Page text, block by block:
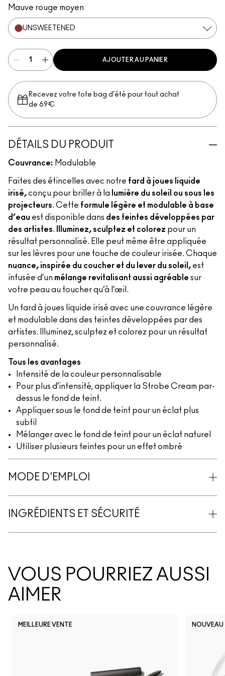
Mauve rouge moyen
UNSWEETENED
AJOUTER AU PANIER
Recevez votre tote bag d’été pour tout achat
de 69€
DÉTAILS DU PRODUIT
Couvrance: Modulable
Faites des étincelles avec notre fard à joues liquide
irisé,conçu pour briller à la lumière du soleil ou sous les
projecteurs. Cette formule légère et modulable à base
d’eau est disponible dans des teintes développées par
des artistes. Illuminez, sculptez et colorez pour un
résultat personnalisé. Elle peut même être appliquée
sur les lèvres pour une touche de couleur irisée. Chaque
nuance, inspirée du coucher et du lever du soleil, est
infusée d’un mélange revitalisant aussi agréable sur
votre peau au toucher qu’à l’œil.
Un fard à joues liquide irisé avec une couvrance légère
et modulable dans des teintes développées par des
artistes. Illuminez, sculptez et colorez pour un résultat
personnalisé.
Tous les avantages
Intensité de la couleur personnalisable
Pour plus d’intensité, appliquer la Strobe Cream par-
dessus le fond de teint.
Appliquer sous le fond de teint pour un éclat plus
subtil
Mélanger avec le fond de teint pour un éclat naturel
Utiliser plusieurs teintes pour un effet ombré
MODE D'EMPLOI
INGRÉDIENTS ET SÉCURITÉ
VOUS POURRIEZ AUSSI
AIMER
MEILLEURE VENTE NOUVEAU